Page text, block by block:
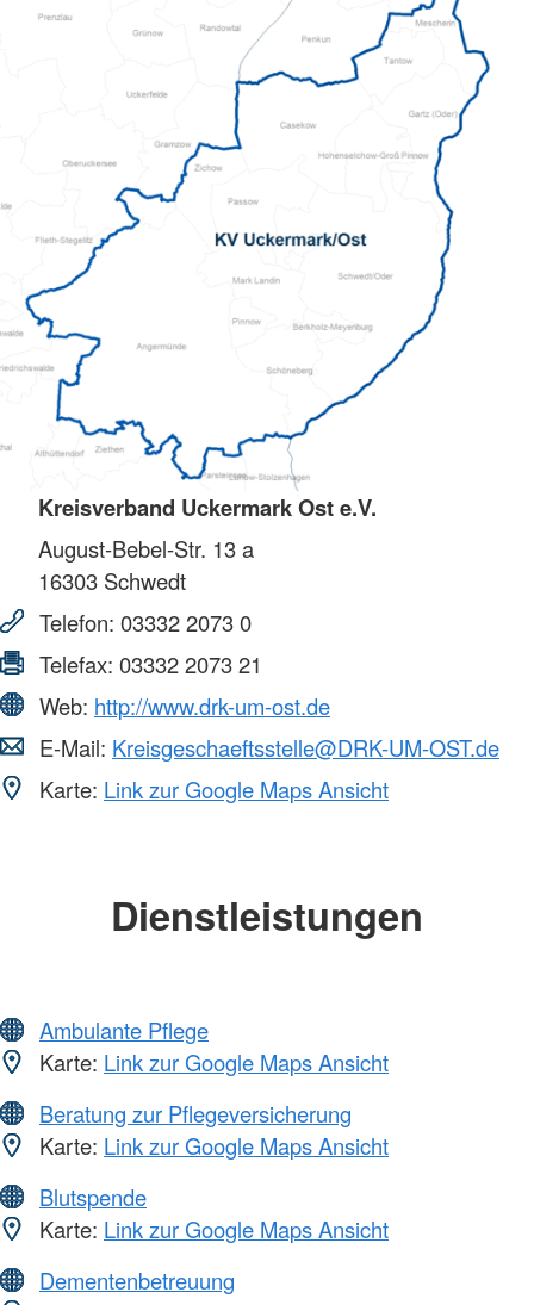
Kreisverband Uckermark Ost e.V.
August-Bebel-Str. 13 a
16303 Schwedt
Telefon: 03332 2073 0
Telefax: 03332 2073 21
Web: http://www.drk-um-ost.de
E-Mail: Kreisgeschaeftsstelle@DRK-UM-OST.de
Karte: Link zur Google Maps Ansicht
Dienstleistungen
Ambulante Pflege
Karte: Link zur Google Maps Ansicht
Beratung zur Pflegeversicherung
Karte: Link zur Google Maps Ansicht
Blutspende
Karte: Link zur Google Maps Ansicht
Dementenbetreuung